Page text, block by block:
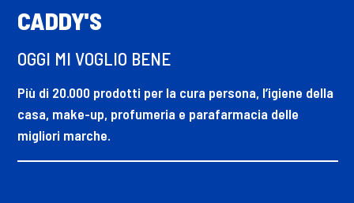
CADDY'S
OGGI MI VOGLIO BENE
Più di 20.000 prodotti per la cura persona, l’igiene della
casa, make-up, profumeria e parafarmacia delle
migliori marche.